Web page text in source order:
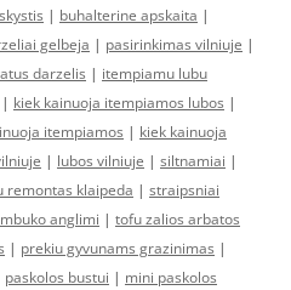
| buhalterine apskaita |
gelbeja | pasirinkimas vilniuje |
darzelis | itempiamu lubu
| kiek kainuoja itempiamos lubos |
itempiamos | kiek kainuoja
| lubos vilniuje | siltnamiai |
remontas klaipeda | straipsniai
anglimi | tofu zalios arbatos
| prekiu gyvunams grazinimas |
paskolos bustui | mini paskolos